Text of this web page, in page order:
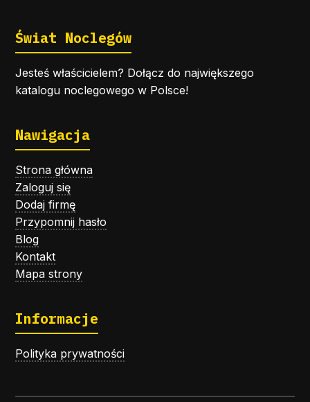
Świat Noclegów
Jesteś właścicielem? Dołącz do największego
katalogu noclegowego w Polsce!
Nawigacja
Strona główna
Zaloguj się
Dodaj firmę
Przypomnij hasło
Blog
Kontakt
Mapa strony
Informacje
Polityka prywatności